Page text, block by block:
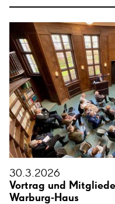
30.3.2026
Vortrag und
Warburg-Haus